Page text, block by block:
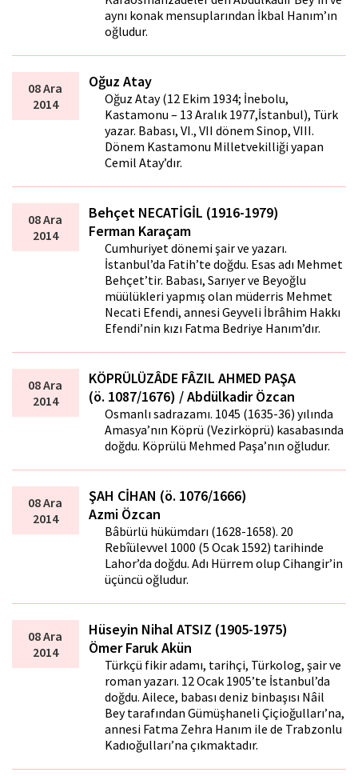
aynı konak mensuplarından İkbal Hanım’ın
oğludur.
08 Ara
2014
Oğuz Atay
Oğuz Atay (12 Ekim 1934; İnebolu,
Kastamonu – 13 Aralık 1977,İstanbul), Türk
yazar. Babası, VI., VII dönem Sinop, VIII.
Dönem Kastamonu Milletvekilliği yapan
Cemil Atay’dır.
08 Ara
2014
Behçet NECATİGİL (1916-1979)
Ferman Karaçam
Cumhuriyet dönemi şair ve yazarı.
İstanbul’da Fatih’te doğdu. Esas adı Mehmet
Behçet’tir. Babası, Sarıyer ve Beyoğlu
müftülükleri yapmış olan müderris Mehmet
Necati Efendi, annesi Geyveli İbrâhim Hakkı
Efendi’nin kızı Fatma Bedriye Hanım’dır.
08 Ara
2014
KÖPRÜLÜZÂDE FÂZIL AHMED PAŞA
(ö. 1087/1676) / Abdülkadir Özcan
Osmanlı sadrazamı. 1045 (1635-36) yılında
Amasya’nın Köprü (Vezirköprü) kasabasında
doğdu. Köprülü Mehmed Paşa’nın oğludur.
08 Ara
2014
ŞAH CİHAN (ö. 1076/1666)
Azmi Özcan
Bâbürlü hükümdarı (1628-1658). 20
Rebîülevvel 1000 (5 Ocak 1592) tarihinde
Lahor’da doğdu. Adı Hürrem olup Cihangir’in
üçüncü oğludur.
08 Ara
2014
Hüseyin Nihal ATSIZ (1905-1975)
Ömer Faruk Akün
Türkçü fikir adamı, tarihçi, Türkolog, şair ve
roman yazarı. 12 Ocak 1905’te İstanbul’da
doğdu. Ailece, babası deniz binbaşısı Nâil
Bey tarafından Gümüşhaneli Çiftçioğulları’na,
annesi Fatma Zehra Hanım ile de Trabzonlu
Kadıoğulları’na çıkmaktadır.